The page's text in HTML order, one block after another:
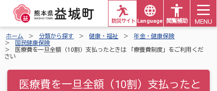
Languages 閲覧補助
防災サイト MENU
ホーム 分類から探す 健康・福祉
年金・健康保険
国民健康保険
医療費を一旦全額（10割）支払ったときは 「療養費制度」をご利用くだ
さい
医療費を一旦全額（10割）支払ったと